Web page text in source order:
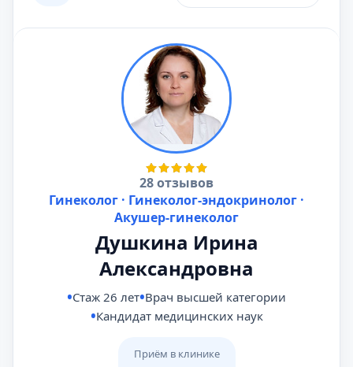
28 отзывов
Гинеколог · Гинеколог-эндокринолог ·
Акушер-гинеколог
Душкина Ирина
Александровна
Стаж 26 лет Врач высшей категории
Кандидат медицинских наук
Приём в клинике